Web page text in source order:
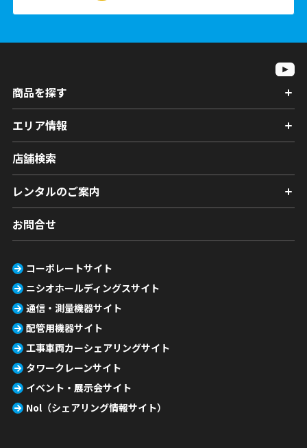
商品を探す
エリア情報
店舗検索
レンタルのご案内
お問合せ
コーポレートサイト
ニシオホールディングスサイト
通信・測量機器サイト
配管用機器サイト
工事車両カーシェアリングサイト
タワークレーンサイト
イベント・展示会サイト
Nol（シェアリング情報サイト）